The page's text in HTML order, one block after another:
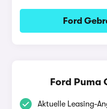
Ford
Ford Puma
Aktuelle Leasing-